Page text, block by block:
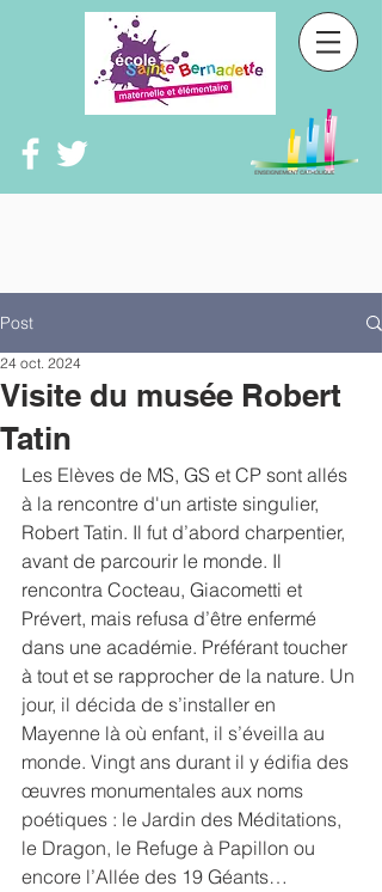
Post
Visite du musée Robert
Tatin
24 oct. 2024
Les Elèves de MS, GS et CP sont allés
à la rencontre d'un artiste singulier,
Robert Tatin. Il fut d’abord charpentier,
avant de parcourir le monde. Il
rencontra Cocteau, Giacometti et
Prévert, mais refusa d’être enfermé
dans une académie. Préférant toucher
à tout et se rapprocher de la nature. Un
jour, il décida de s’installer en
Mayenne là où enfant, il s’éveilla au
monde. Vingt ans durant il y édifia des
œuvres monumentales aux noms
poétiques : le Jardin des Méditations,
le Dragon, le Refuge à Papillon ou
encore l’Allée des 19 Géants…